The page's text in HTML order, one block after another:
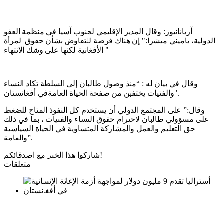
آریانانیوز: وقال المدير الإقليمي لجنوب آسيا في منظمة العفو
الدولية، ياميني ميشرا:" إن هناك فرصة للتفاوض بشأن حقوق المرأة
الأفغانية لکنها على وشك الانتهاء "
وقال في بيان له : “منذ وصول طالبان إلى السلطة تكاد النساء
والفتيات يختفين من صفحة الحياة العامةفي أفغانستان”.
وقال:” على المجتمع الدولي أن يستخدم كل النفوذ المتاح للضغط
على مسؤولي طالبان لاحترام حقوق النساء والفتيات ، بما في ذلك
حق التعليم والعمل والمشاركة المتساوية في الحياة السياسية
والعامة”.
شاركوا هذا الخبر مع اصدقائكم!
متعلقات